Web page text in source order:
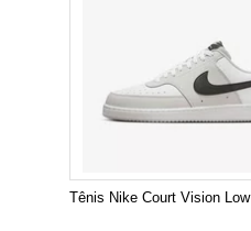
Tênis Nike Court Vision Low